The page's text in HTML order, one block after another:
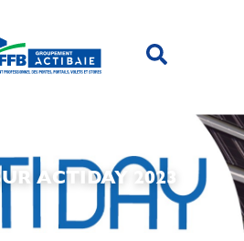
ACTIDAY 2023